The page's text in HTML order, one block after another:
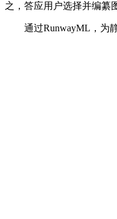
之，答应用户选择并编纂
通过RunwayML，为静